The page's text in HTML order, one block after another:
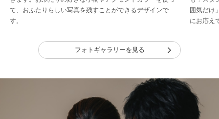
て、おふたりらしい写真を残すことができるデザインで
す。
囲気だけ
にお応え
フォトギャラリーを見る